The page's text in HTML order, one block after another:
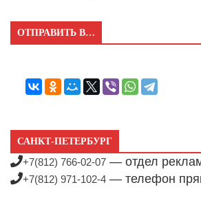
ОТПРАВИТЬ В…
САНКТ-ПЕТЕРБУРГ
+7(812) 766-02-07 — отдел
+7(812) 971-102-4 — телефон